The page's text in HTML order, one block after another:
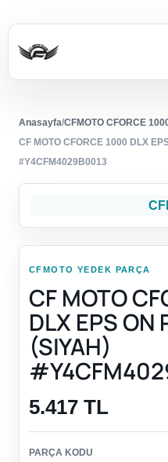
Anasayfa/CFMOTO CFORCE
CF MOTO CFORCE 1000 DLX
#Y4CFM4029B0013
CFMOTO YEDEK PARÇA
CF MOTO
DLX EPS ON
(SIYAH)
5.417 TL
PARÇA KODU